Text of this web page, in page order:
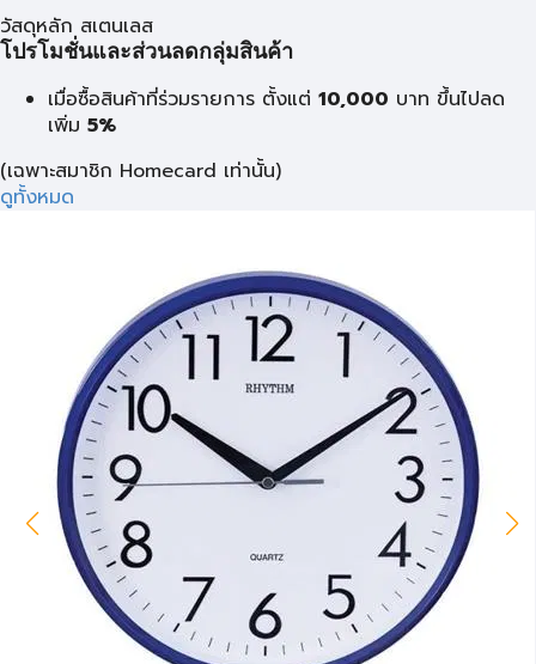
วัสดุหลัก สเตนเลส
โปรโมชั่นและส่วนลดกลุ่มสินค้า
เมื่อซื้อสินค้าที่ร่วมรายการ ตั้งแต่ 10,000 บาท ขึ้นไปลด
เพิ่ม 5%
(เฉพาะสมาชิก Homecard เท่านั้น)
ดูทั้งหมด